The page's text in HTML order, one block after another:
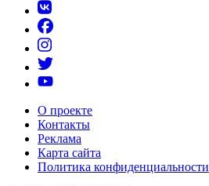
О проекте
Контакты
Реклама
Карта сайта
Политика конфиденциальности